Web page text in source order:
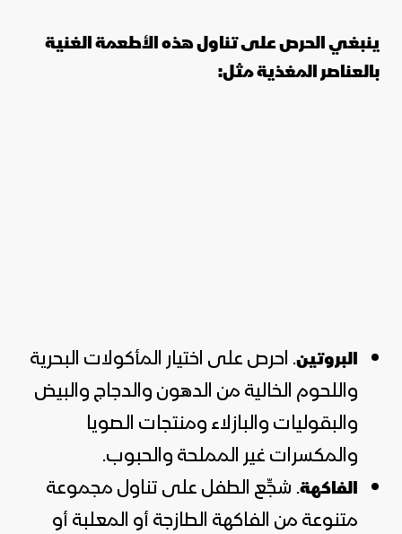
ينبغي الحرص على تناول هذه الأطعمة الغنية
بالعناصر المغذية مثل:
البروتين. احرص على اختيار المأكولات البحرية
واللحوم الخالية من الدهون والدجاج والبيض
والبقوليات والبازلاء ومنتجات الصويا
والمكسرات غير المملحة والحبوب.
الفاكهة. شجِّع الطفل على تناول مجموعة
متنوعة من الفاكهة الطازجة أو المعلبة أو